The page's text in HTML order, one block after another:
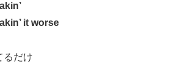
it worse
るだけ